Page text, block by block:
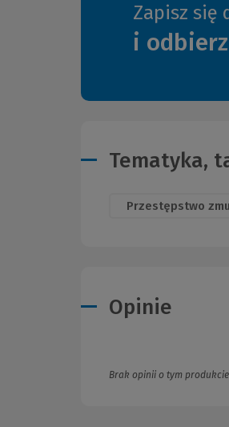
Zapisz się
i
Tematyka,
Przestępstwo
Opinie
Brak opinii o tym